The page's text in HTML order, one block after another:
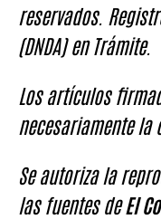
reservados.
(DNDA) en Trámite.
Los artículos
necesariamente la
Se autoriza la
las fuentes deEl